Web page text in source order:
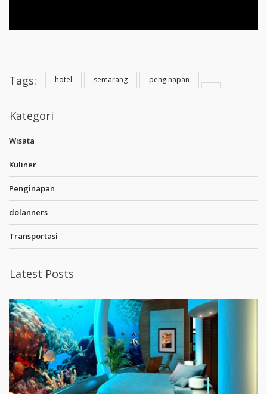
Tags: hotel semarang penginapan
Kategori
Wisata
Kuliner
Penginapan
dolanners
Transportasi
Latest Posts